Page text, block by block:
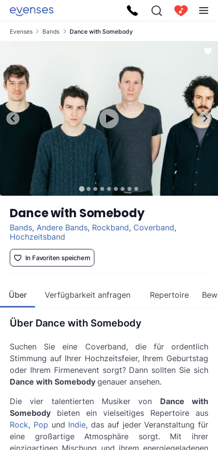
Evenses Bands Dance with Somebody
Dance with Somebody
Bands, Andere Bands, Rockband, Coverband,
Hochzeitsband
In Favoriten speichern
Über Verfügbarkeit anfragen Repertoire
Über Dance with Somebody
Suchen Sie eine Coverband, die für ordentlich
Stimmung auf Ihrer Hochzeitsfeier, Ihrem Geburtstag
oder Ihrem Firmenevent sorgt? Dann sollten Sie sich
Dance with Somebody genauer ansehen.
Die vier talentierten Musiker von Dance with
Somebody bieten ein vielseitiges Repertoire aus
Rock, Pop und Indie, das auf jeder Veranstaltung für
eine großartige Atmosphäre sorgt. Mit ihrer